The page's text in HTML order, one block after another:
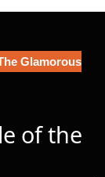
Glamorous
of the